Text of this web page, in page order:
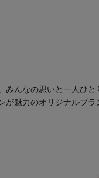
んなの思いと一人ひと
が魅力のオリジナルブラ